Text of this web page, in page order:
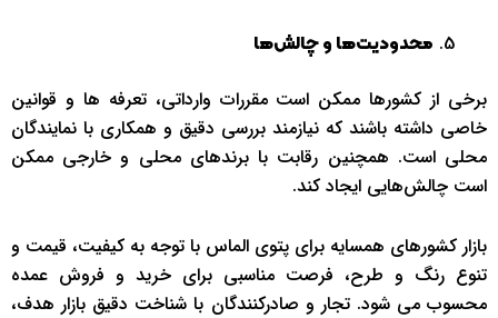
محدودیت‌ها و چالش‌ها
برخی از کشورها ممکن است مقررات وارداتی، تعرفه‌ ها و قوانین
خاصی داشته باشند که نیازمند بررسی دقیق و همکاری با نمایندگان
محلی است. همچنین رقابت با برندهای محلی و خارجی ممکن
است چالش‌هایی ایجاد کند.
بازار کشورهای همسایه برای پتوی الماس با توجه به کیفیت، قیمت و
تنوع رنگ و طرح، فرصت مناسبی برای خرید و فروش عمده
محسوب می ‌شود. تجار و صادرکنندگان با شناخت دقیق بازار هدف،